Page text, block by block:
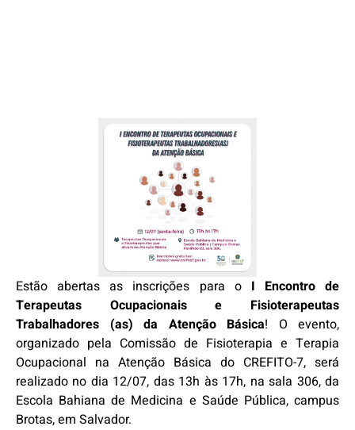
Estão abertas as inscrições para o I Encontro de
Terapeutas Ocupacionais e Fisioterapeutas
Trabalhadores (as) da Atenção Básica! O evento,
organizado pela Comissão de Fisioterapia e Terapia
Ocupacional na Atenção Básica do CREFITO-7, será
realizado no dia 12/07, das 13h às 17h, na sala 306, da
Escola Bahiana de Medicina e Saúde Pública, campus
Brotas, em Salvador.